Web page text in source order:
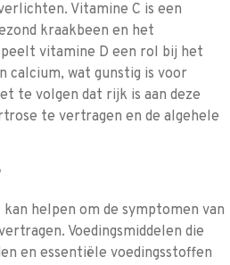
Vitamine C is een
kraakbeen en het
vitamine D een rol bij het
calcium, wat gunstig is voor
te volgen dat rijk is aan deze
te vertragen en de algehele
helpen om de symptomen van
Voedingsmiddelen die
en essentiële voedingsstoffen